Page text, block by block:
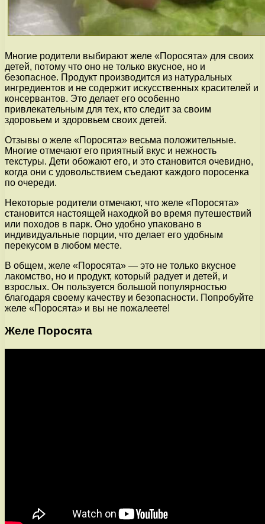
Многие родители выбирают желе «Поросята» для своих
детей, потому что оно не только вкусное, но и
безопасное. Продукт производится из натуральных
ингредиентов и не содержит искусственных красителей и
консервантов. Это делает его особенно
привлекательным для тех, кто следит за своим
здоровьем и здоровьем своих детей.
Отзывы о желе «Поросята» весьма положительные.
Многие отмечают его приятный вкус и нежность
текстуры. Дети обожают его, и это становится очевидно,
когда они с удовольствием съедают каждого поросенка
по очереди.
Некоторые родители отмечают, что желе «Поросята»
становится настоящей находкой во время путешествий
или походов в парк. Оно удобно упаковано в
индивидуальные порции, что делает его удобным
перекусом в любом месте.
В общем, желе «Поросята» — это не только вкусное
лакомство, но и продукт, который радует и детей, и
взрослых. Он пользуется большой популярностью
благодаря своему качеству и безопасности. Попробуйте
желе «Поросята» и вы не пожалеете!
Желе Поросята